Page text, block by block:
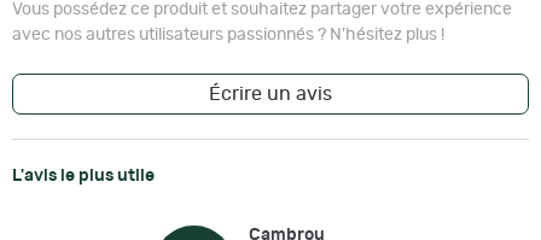
Vous possédez ce produit et souhaitez partager votre expérience
avec nos autres utilisateurs passionnés ? N'hésitez plus !
Écrire un avis
L'avis le plus utile
Cambrou